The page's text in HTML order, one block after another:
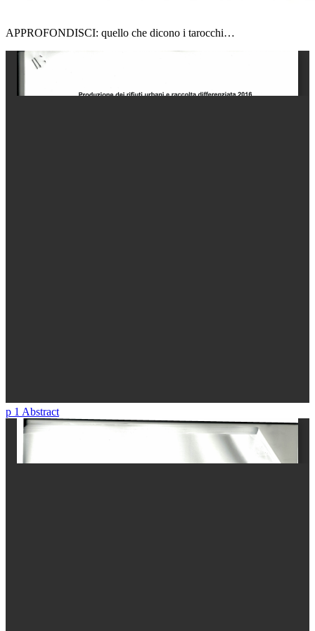
APPROFONDISCI: quello che dicono i tarocchi…
p 1 Abstract